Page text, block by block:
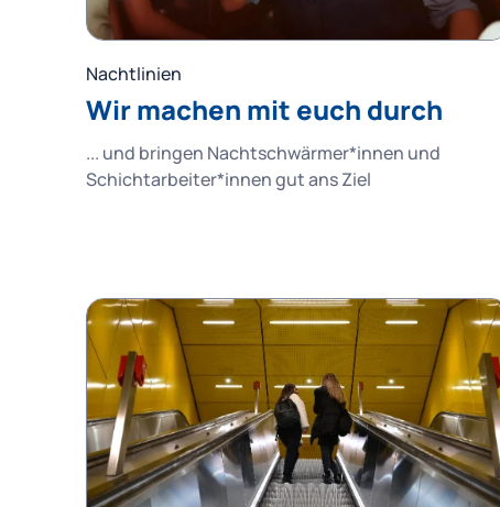
Nachtlinien
Wir machen mit euch durch
... und bringen Nachtschwärmer*innen und
Schichtarbeiter*innen gut ans Ziel